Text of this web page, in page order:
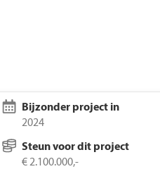
Bijzonder project in
2024
Steun voor dit project
€ 2.100.000,-